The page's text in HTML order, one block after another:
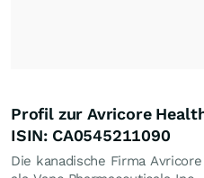
Profil zur Avricore
ISIN: CA0545211090
Die kanadische Firma